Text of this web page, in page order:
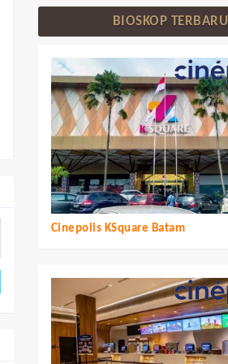
BIOSKOP TERBARU
Cinepolis KSquare Batam